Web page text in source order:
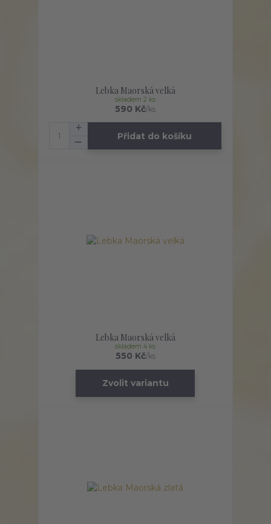
Lebka Maorská velká
590 Kč/ks
skladem 2 ks
Přidat do košíku
Lebka Maorská velká
550 Kč/ks
skladem 4 ks
Zvolit variantu